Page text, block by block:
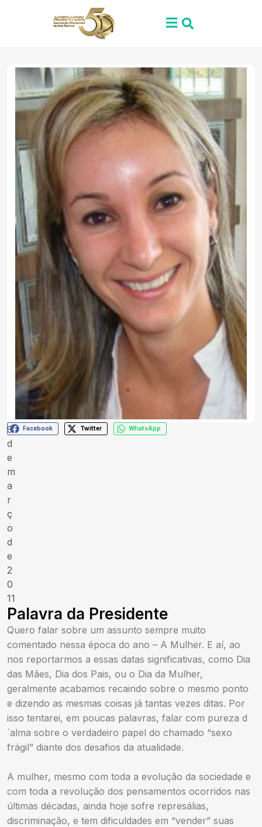
9
d
e
m
a
r
ç
o
d
e
2
0
11
Facebook Twitter WhatsApp
Palavra da Presidente
Quero falar sobre um assunto sempre muito
comentado nessa época do ano – A Mulher. E aí, ao
nos reportarmos a essas datas significativas, como Dia
das Mães, Dia dos Pais, ou o Dia da Mulher,
geralmente acabamos recaindo sobre o mesmo ponto
e dizendo as mesmas coisas já tantas vezes ditas. Por
isso tentarei, em poucas palavras, falar com pureza d
´alma sobre o verdadeiro papel do chamado “sexo
frágil” diante dos desafios da atualidade.
A mulher, mesmo com toda a evolução da sociedade e
com toda a revolução dos pensamentos ocorridos nas
últimas décadas, ainda hoje sofre represálias,
discriminação, e tem dificuldades em “vender” suas